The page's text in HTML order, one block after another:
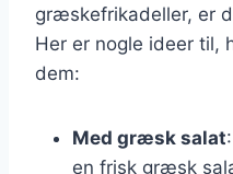
græskefrikadeller, er
Her er nogle ideer til,
dem:
Med græsk salat
en frisk græsk